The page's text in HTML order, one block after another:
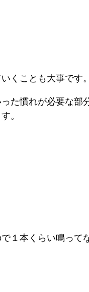
くことも大事です。
た慣れが必要な部
。
１本くらい鳴って